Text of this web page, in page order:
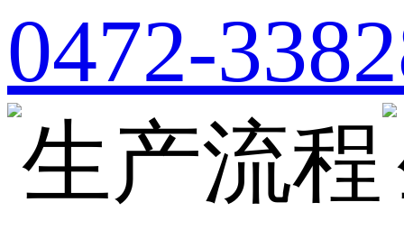
0472-